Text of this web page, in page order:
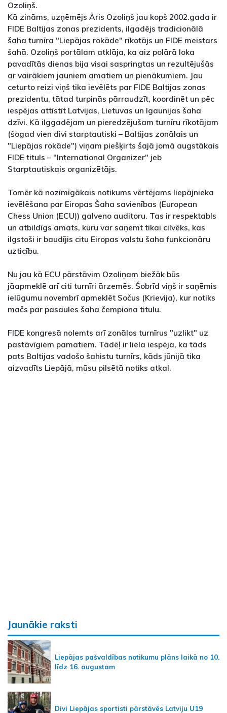
Ozoliņš.
Kā zināms, uzņēmējs Āris Ozoliņš jau kopš 2002.gada ir
FIDE Baltijas zonas prezidents, ilgadējs tradicionālā
šaha turnīra "Liepājas rokāde" rīkotājs un FIDE meistars
šahā. Ozoliņš portālam atklāja, ka aiz polārā loka
pavadītās dienas bija visai saspringtas un rezultējušās
ar vairākiem jauniem amatiem un pienākumiem. Jau
ceturto reizi viņš tika ievēlēts par FIDE Baltijas zonas
prezidentu, tātad turpinās pārraudzīt, koordinēt un pēc
iespējas attīstīt Latvijas, Lietuvas un Igaunijas šaha
dzīvi. Kā ilggadējam un pieredzējušam turnīru rīkotājam
(šogad vien divi starptautiski – Baltijas zonālais un
"Liepājas rokāde") viņam piešķirts šajā jomā augstākais
FIDE tituls – "International Organizer" jeb
Starptautiskais organizētājs.
Tomēr kā nozīmīgākais notikums vērtējams liepājnieka
ievēlēšana par Eiropas Šaha savienības (European
Chess Union (ECU)) galveno auditoru. Tas ir respektabls
un atbildīgs amats, kuru var saņemt tikai cilvēks, kas
ilgstoši ir baudījis citu Eiropas valstu šaha funkcionāru
uzticību.
Nu jau kā ECU pārstāvim Ozoliņam biežāk būs
jāapmeklē arī citi turnīri ārzemēs. Šobrīd viņš ir saņēmis
ielūgumu novembrī apmeklēt Sočus (Krievija), kur notiks
mačs par pasaules šaha čempiona titulu.
FIDE kongresā nolemts arī zonālos turnīrus "uzlikt" uz
pastāvīgiem pamatiem. Tādēļ ir liela iespēja, ka tāds
pats Baltijas vadošo šahistu turnīrs, kāds jūnijā tika
aizvadīts Liepājā, mūsu pilsētā notiks atkal.
Jaunākie raksti
Liepājas pašvaldības notikumu plāns laikā no 10.
līdz 16. augustam
Divi Liepājas sportisti pārstāvēs Latviju U19